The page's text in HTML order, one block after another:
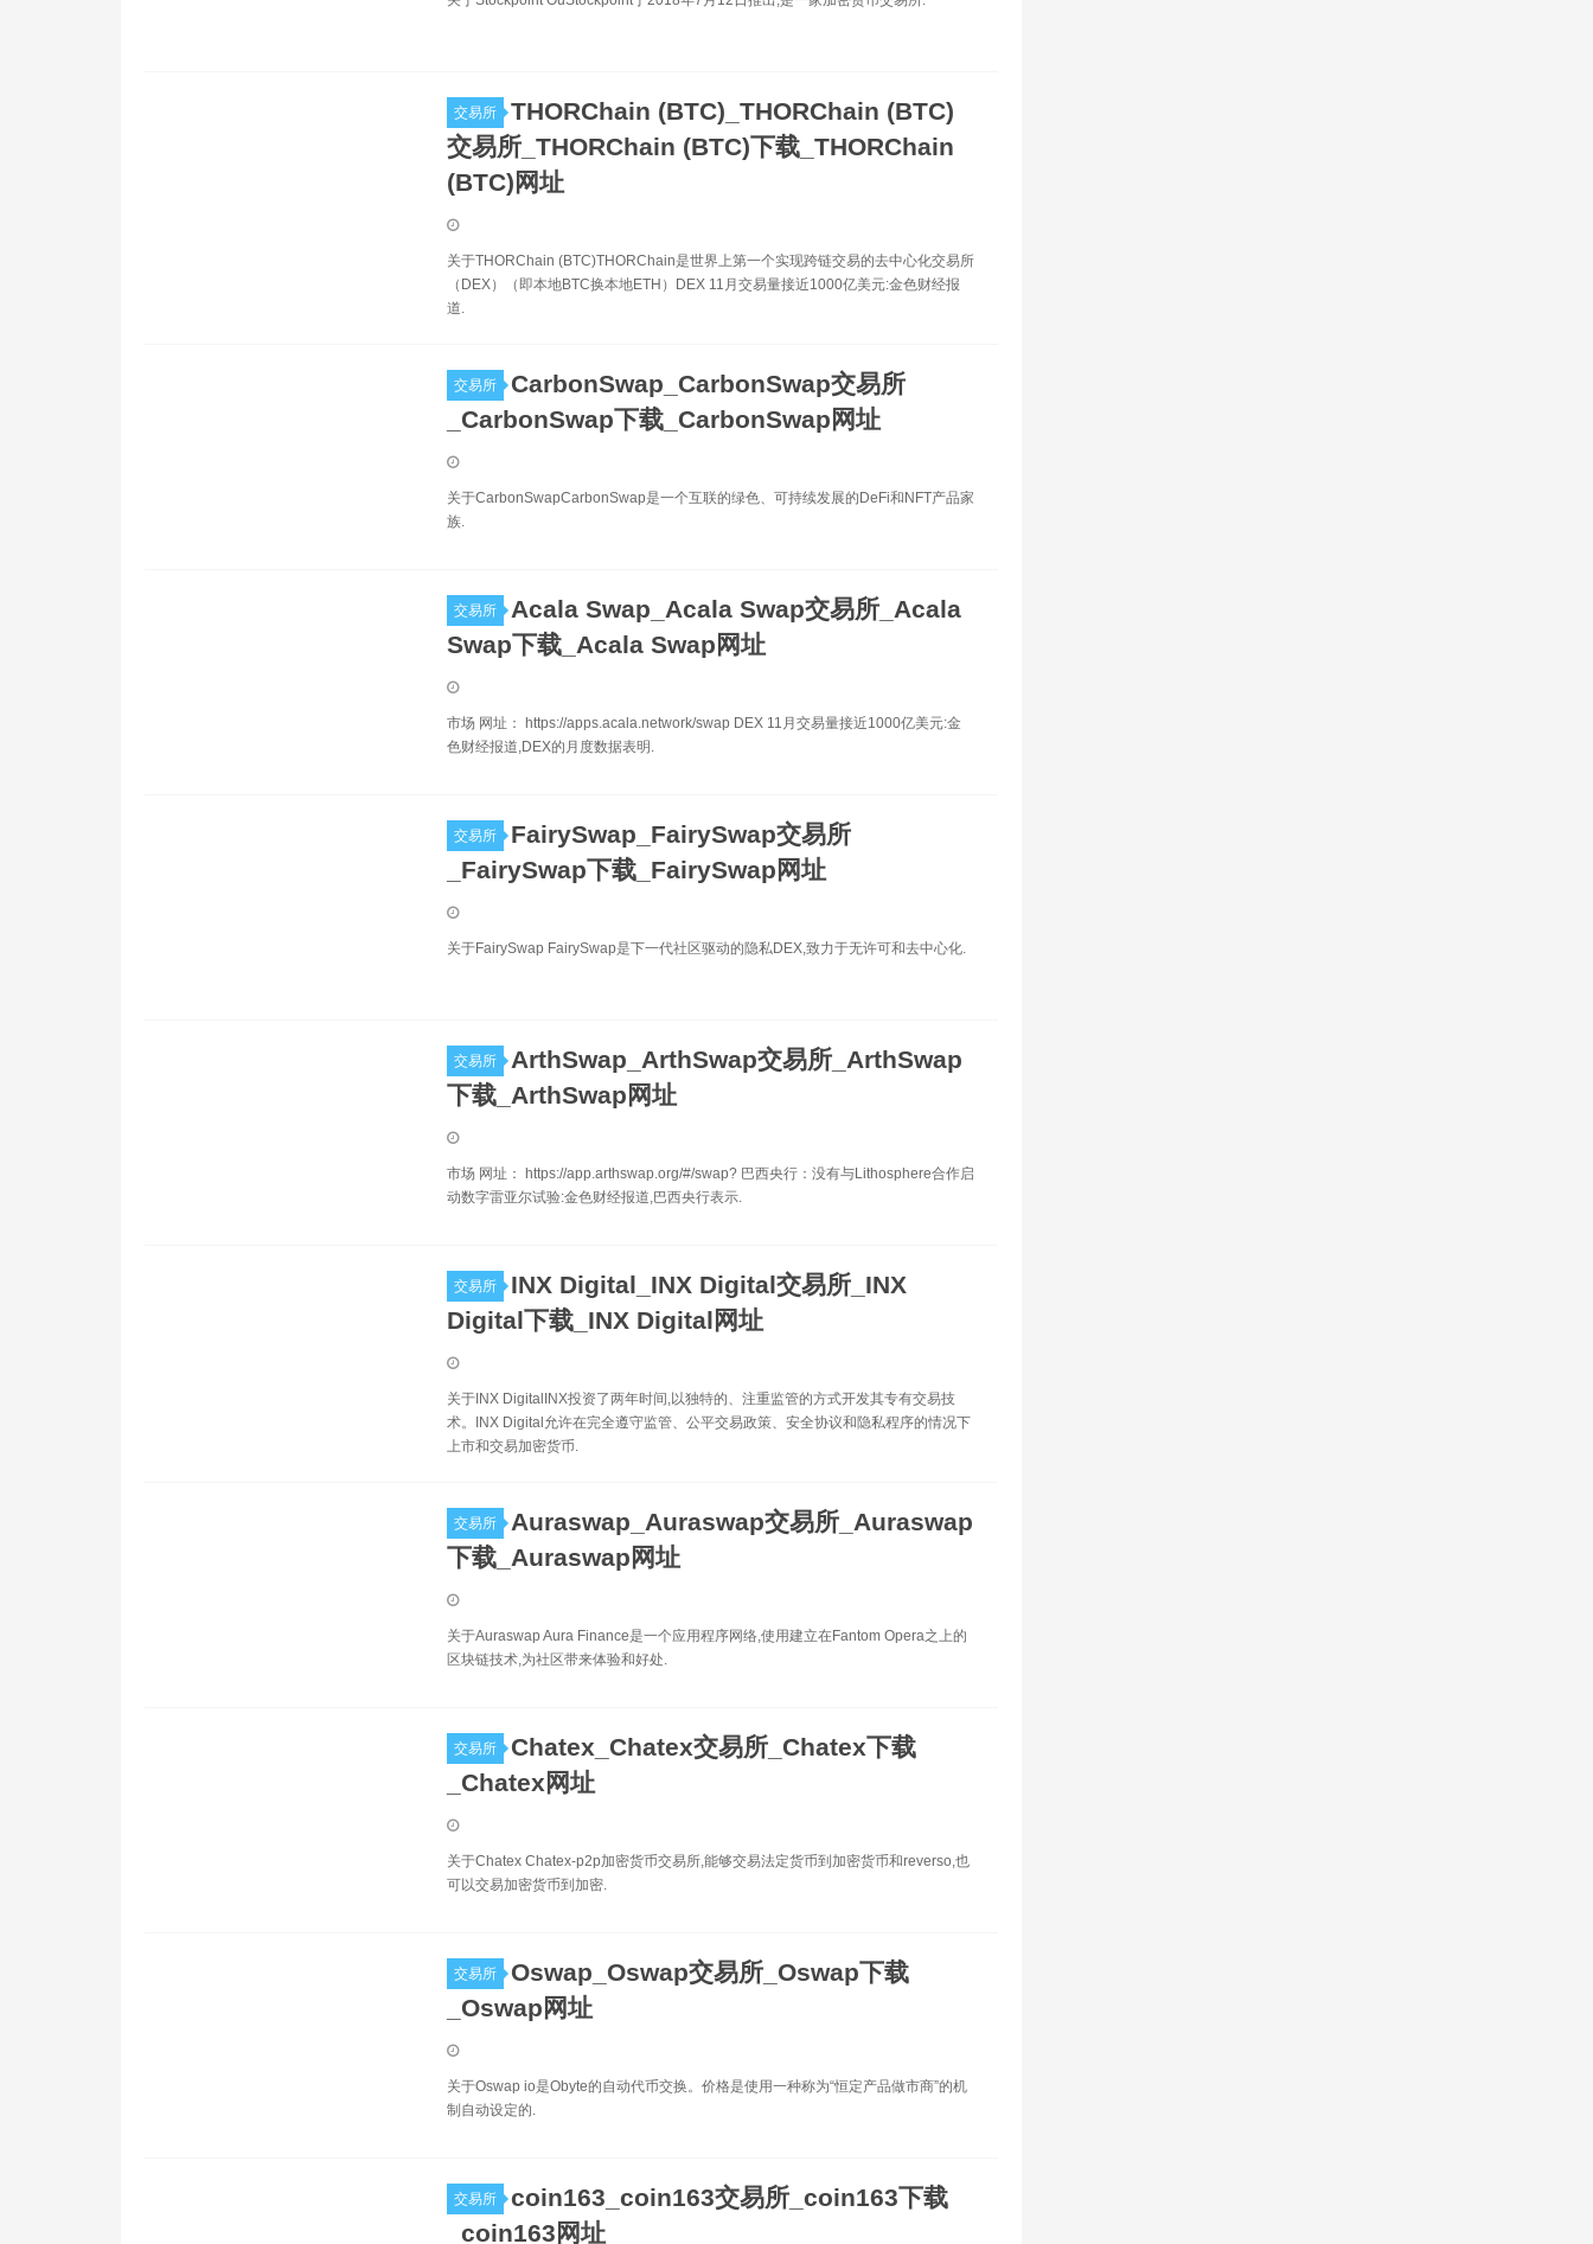
交易所
THORChain (BTC)_THORChain (BTC)
交易所_THORChain (BTC)下载_THORChain
(BTC)网址
关于THORChain (BTC)THORChain是世界上第一个实现跨链交易的去中心化交易所
（DEX）（即本地BTC换本地ETH）DEX 11月交易量接近1000亿美元:金色财经报
道.
交易所
CarbonSwap_CarbonSwap交易所
_CarbonSwap下载_CarbonSwap网址
关于CarbonSwapCarbonSwap是一个互联的绿色、可持续发展的DeFi和NFT产品家
族.
交易所
Acala Swap_Acala Swap交易所_Acala
Swap下载_Acala Swap网址
市场 网址： https://apps.acala.network/swap DEX 11月交易量接近1000亿美元:金
色财经报道,DEX的月度数据表明.
交易所
FairySwap_FairySwap交易所
_FairySwap下载_FairySwap网址
关于FairySwap FairySwap是下一代社区驱动的隐私DEX,致力于无许可和去中心化.
交易所
ArthSwap_ArthSwap交易所_ArthSwap
下载_ArthSwap网址
市场 网址： https://app.arthswap.org/#/swap? 巴西央行：没有与Lithosphere合作启
动数字雷亚尔试验:金色财经报道,巴西央行表示.
交易所
INX Digital_INX Digital交易所_INX
Digital下载_INX Digital网址
关于INX DigitalINX投资了两年时间,以独特的、注重监管的方式开发其专有交易技
术。INX Digital允许在完全遵守监管、公平交易政策、安全协议和隐私程序的情况下
上市和交易加密货币.
交易所
Auraswap_Auraswap交易所_Auraswap
下载_Auraswap网址
关于Auraswap Aura Finance是一个应用程序网络,使用建立在Fantom Opera之上的
区块链技术,为社区带来体验和好处.
交易所
Chatex_Chatex交易所_Chatex下载
_Chatex网址
关于Chatex Chatex-p2p加密货币交易所,能够交易法定货币到加密货币和reverso,也
可以交易加密货币到加密.
交易所
Oswap_Oswap交易所_Oswap下载
_Oswap网址
关于Oswap io是Obyte的自动代币交换。价格是使用一种称为“恒定产品做市商”的机
制自动设定的.
交易所
coin163_coin163交易所_coin163下载
_coin163网址